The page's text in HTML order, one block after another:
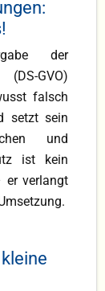
der
GVO)
falsch
setzt sein
und
ist kein
er verlangt